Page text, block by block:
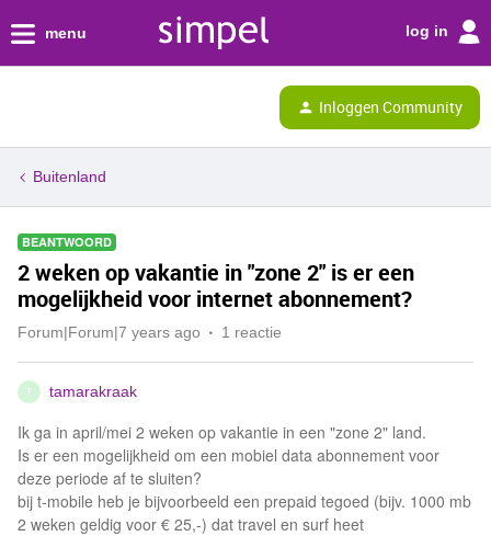
menu log in
Inloggen Community
Buitenland
BEANTWOORD
2 weken op vakantie in "zone 2" is er een
mogelijkheid voor internet abonnement?
Forum|Forum|7 years ago 1 reactie
T tamarakraak
Ik ga in april/mei 2 weken op vakantie in een "zone 2" land.
Is er een mogelijkheid om een mobiel data abonnement voor
deze periode af te sluiten?
bij t-mobile heb je bijvoorbeeld een prepaid tegoed (bijv. 1000 mb
2 weken geldig voor € 25,-) dat travel en surf heet